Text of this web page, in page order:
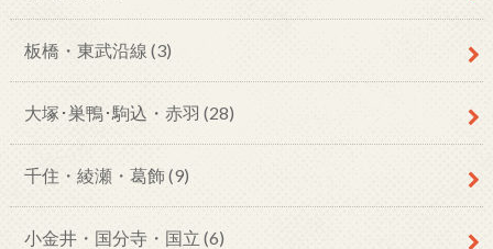
板橋・東武沿線 (3)
大塚･巣鴨･駒込・赤羽 (28)
千住・綾瀬・葛飾(9)
小金井・国分寺・国立 (6)